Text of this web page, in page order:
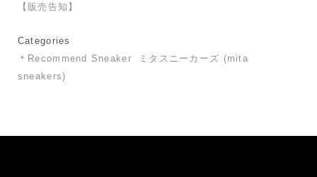
【販売告知】
Categories
＊Recommend Sneaker
ミタスニーカーズ (mita
sneakers)